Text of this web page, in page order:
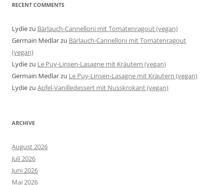
RECENT COMMENTS
Lydiezu Bärlauch-Cannelloni mit Tomatenragout (vegan)
Germain Medlarzu Bärlauch-Cannelloni mit Tomatenragout
(vegan)
Lydiezu Le Puy-Linsen-Lasagne mit Kräutern (vegan)
Germain Medlarzu Le Puy-Linsen-Lasagne mit Kräutern (vegan)
Lydiezu Apfel-Vanilledessert mit Nusskrokant (vegan)
ARCHIVE
August 2026
Juli 2026
Juni 2026
Mai 2026